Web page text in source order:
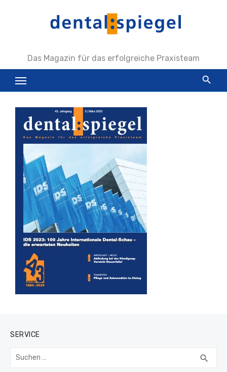
Das Magazin für das erfolgreiche Praxisteam
SERVICE
Suchen
search